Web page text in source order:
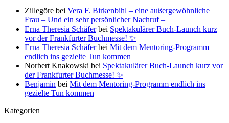
Zillegöre bei Vera F. Birkenbihl – eine außergewöhnliche
Frau – Und ein sehr persönlicher Nachruf –
Erna Theresia Schäferbei Spektakulärer Buch-Launch kurz
vor der Frankfurter Buchmesse! ✨
Erna Theresia Schäferbei Mit dem Mentoring-Programm
endlich ins gezielte Tun kommen
Norbert Knakowski bei Spektakulärer Buch-Launch kurz vor
der Frankfurter Buchmesse! ✨
Benjamin bei Mit dem Mentoring-Programm endlich ins
gezielte Tun kommen
Kategorien